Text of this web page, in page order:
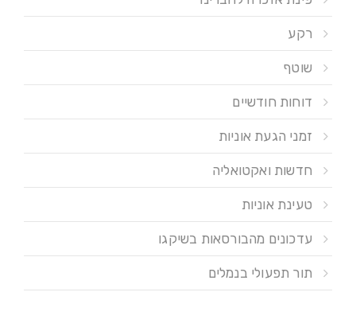
רקע
שוטף
דוחות חודשיים
זמני הגעת אוניות
חדשות ואקטואליה
טעינת אוניות
עדכונים מהבורסאות בשיקגו
תור תפעולי בנמלים